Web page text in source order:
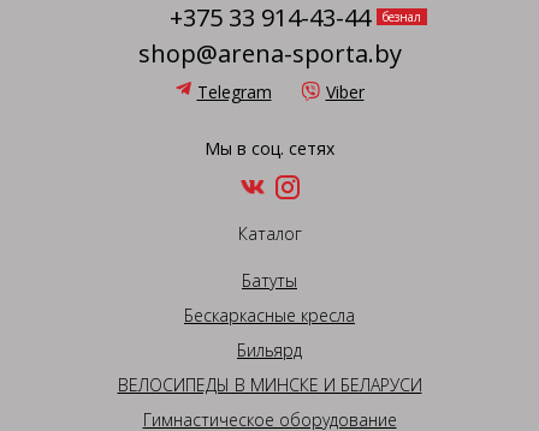
+375 33 914-43-44
безнал
shop@arena-sporta.by
Telegram Viber
Мы в соц. сетях
Каталог
Батуты
Бескаркасные кресла
Бильярд
ВЕЛОСИПЕДЫ В МИНСКЕ И БЕЛАРУСИ
Гимнастическое оборудование